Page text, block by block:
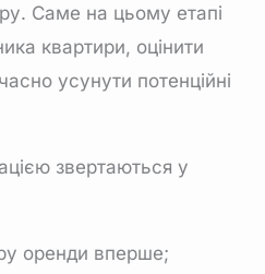
Саме на цьому етапі
квартири, оцінити
усунути потенційні
звертаються у
оренди вперше;